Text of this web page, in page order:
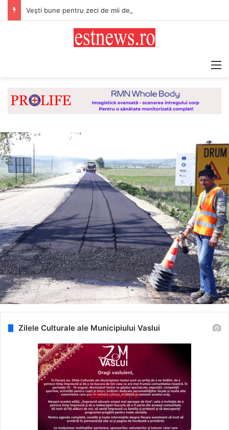
Zilele Culturale ale Municipiului Vaslui